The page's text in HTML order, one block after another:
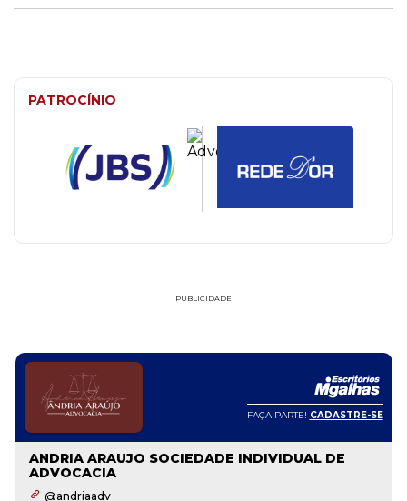
PATROCÍNIO
PUBLICIDADE
FAÇA PARTE! CADASTRE-SE
ANDRIA ARAUJO SOCIEDADE INDIVIDUAL DE
ADVOCACIA
@andriaadv